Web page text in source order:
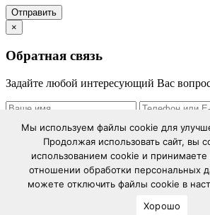
Мы используем файлы cookie для
Продолжая использовать сайт, вы
использованием cookie и принимаете
отношении обработки персональных
можете отключить файлы cookie в
Хорошо
×
Обратная связь
Задайте любой интересующий Вас
Отправляя данную форму, вы
отношении обработки персональных